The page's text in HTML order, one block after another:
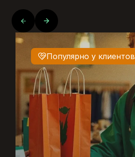
Популярно у клиентов